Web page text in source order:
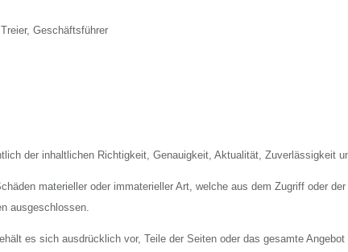
Geschäftsführer
der inhaltlichen Richtigkeit, Genauigkeit, Aktualität, Zuverlässigkeit
materieller oder immaterieller Art, welche aus dem Zugriff oder
ausgeschlossen.
es sich ausdrücklich vor, Teile der Seiten oder das gesamte